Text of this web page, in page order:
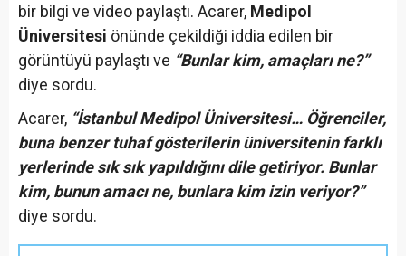
bir bilgi ve video paylaştı. Acarer, Medipol
Üniversitesi önünde çekildiği iddia edilen bir
görüntüyü paylaştı ve “Bunlar kim, amaçları ne?”
diye sordu.
Acarer, “İstanbul Medipol Üniversitesi… Öğrenciler,
buna benzer tuhaf gösterilerin üniversitenin farklı
yerlerinde sık sık yapıldığını dile getiriyor. Bunlar
kim, bunun amacı ne, bunlara kim izin veriyor?”
diye sordu.